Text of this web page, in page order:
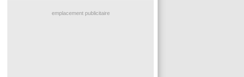
: Maresca flou pour Reijnders
emplacement publicitaire